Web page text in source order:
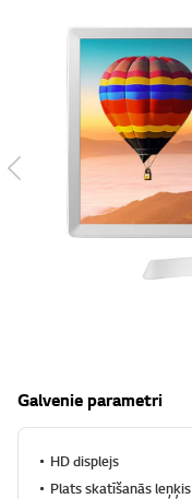
Galvenie parametri
HD displejs
Plats skatīšanās leņķis